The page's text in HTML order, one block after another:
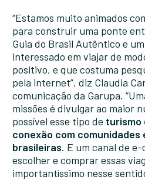
“Estamos muito animados
para construir uma ponte
Guia do Brasil Autêntico e
interessado em viajar de
positivo, e que costuma
pela internet”, diz Claudia
comunicação da Garupa.
missões é divulgar ao maior
possível esse tipo de turismo
conexão com comunidades
brasileiras. E um canal de
escolher e comprar essas
importantíssimo nesse